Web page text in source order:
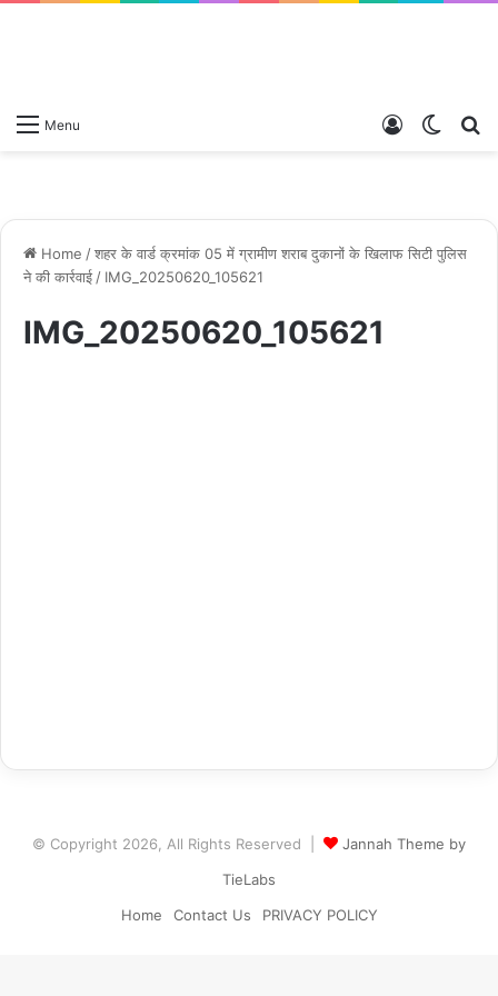
Menu
Switch
Log
Home /शहर के वार्ड क्रमांक 05 में ग्रामीण शराब दुकानों के खिलाफ सिटी पुलिस
ने की कार्रवाई/ IMG_20250620_105621
IMG_20250620_105621
© Copyright 2026, All Rights Reserved |
Jannah Theme by
TieLabs
Home
Contact Us PRIVACY POLICY